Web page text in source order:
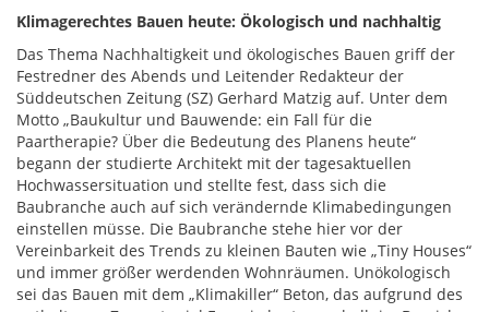
Klimagerechtes Bauen heute: Ökologisch und nachhaltig
Das Thema Nachhaltigkeit und ökologisches Bauen griff der
Festredner des Abends und Leitender Redakteur der
Süddeutschen Zeitung (SZ) Gerhard Matzig auf. Unter dem
Motto „Baukultur und Bauwende: ein Fall für die
Paartherapie? Über die Bedeutung des Planens heute“
begann der studierte Architekt mit der tagesaktuellen
Hochwassersituation und stellte fest, dass sich die
Baubranche auch auf sich verändernde Klimabedingungen
einstellen müsse. Die Baubranche stehe hier vor der
Vereinbarkeit des Trends zu kleinen Bauten wie „Tiny Houses“
und immer größer werdenden Wohnräumen. Unökologisch
sei das Bauen mit dem „Klimakiller“ Beton, das aufgrund des